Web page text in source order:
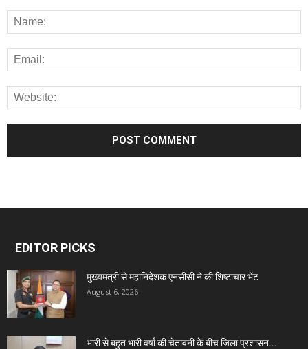
EDITOR PICKS
मुख्यमंत्री से महानिदेशक एनसीसी ने की शिष्टाचार भेंट
August 6, 2026
भारी से बहुत भारी वर्षा की चेतावनी के बीच जिला प्रशासन...